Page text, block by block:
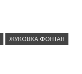
ЖУКОВКА ФОНТАН